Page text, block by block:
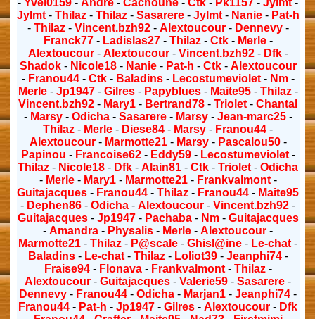
-Yvel0159 -Andre -Cachoune -Ctk - Pk1157 -Jylmt -
Jylmt- Thilaz- Thilaz- Sasarere- Jylmt- Nanie- Pat-h
- Thilaz- Vincent.bzh92- Alextoucour- Dennevy-
Franck77- Ladislas27- Thilaz- Ctk- Merle-
Alextoucour- Alextoucour- Vincent.bzh92- Dfk-
Shadok- Nicole18- Nanie- Pat-h - Ctk- Alextoucour
- Franou44- Ctk- Baladins- Lecostumeviolet- Nm-
Merle- Jp1947- Gilres- Papyblues- Maite95- Thilaz-
Vincent.bzh92 - Mary1 - Bertrand78 -Triolet -Chantal
- Marsy- Odicha- Sasarere- Marsy- Jean-marc25-
Thilaz - Merle - Diese84 - Marsy - Franou44 -
Alextoucour- Marmotte21- Marsy- Pascalou50-
Papinou - Francoise62- Eddy59- Lecostumeviolet-
Thilaz - Nicole18 - Dfk -Alain81 -Ctk -Triolet -Odicha
- Merle- Mary1- Marmotte21- Frankvalmont-
Guitajacques - Franou44 -Thilaz - Franou44 - Maite95
- Dephen86 -Odicha -Alextoucour -Vincent.bzh92 -
Guitajacques- Jp1947- Pachaba- Nm- Guitajacques
-Amandra - Physalis - Merle -Alextoucour -
Marmotte21 -Thilaz - P@scale -Ghisl@ine - Le-chat -
Baladins- Le-chat- Thilaz- Loliot39- Jeanphi74-
Fraise94- Flonava- Frankvalmont- Thilaz-
Alextoucour -Guitajacques -Valerie59 -Sasarere -
Dennevy - Franou44 -Odicha - Marjan1 -Jeanphi74 -
Franou44 - Pat-h -Jp1947 -Gilres -Alextoucour - Dfk